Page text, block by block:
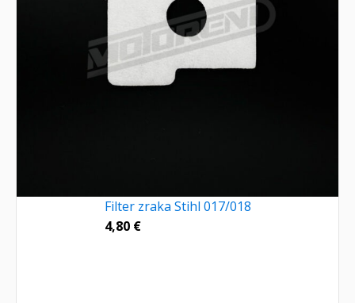
Filter zraka Stihl 017/018
4,80 €